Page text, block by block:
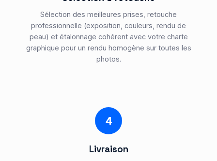
Sélection des meilleures prises, retouche
professionnelle (exposition, couleurs, rendu de
peau) et étalonnage cohérent avec votre charte
graphique pour un rendu homogène sur toutes les
photos.
4
Livraison